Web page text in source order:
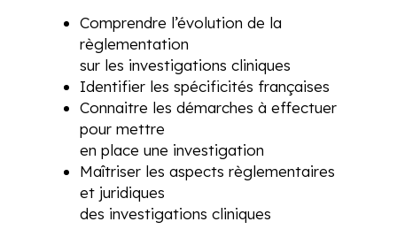
Comprendre l’évolution de la
règlementation
sur les investigations cliniques
Identifier les spécificités françaises
Connaitre les démarches à effectuer
pour mettre
en place une investigation
Maîtriser les aspects règlementaires
et juridiques
des investigations cliniques